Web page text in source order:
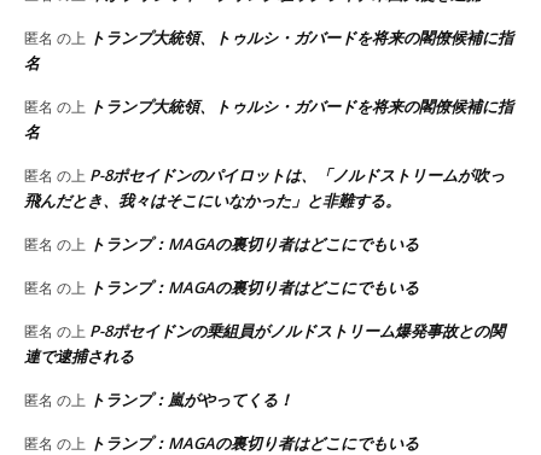
匿名 の上 トランプ大統領、トゥルシ・ガバードを将来の閣僚候補に指
名
匿名 の上 トランプ大統領、トゥルシ・ガバードを将来の閣僚候補に指
名
匿名 の上 P-8ポセイドンのパイロットは、「ノルドストリームが吹っ
飛んだとき、我々はそこにいなかった」と非難する。
匿名 の上 トランプ：MAGAの裏切り者はどこにでもいる
匿名 の上 トランプ：MAGAの裏切り者はどこにでもいる
匿名 の上 P-8ポセイドンの乗組員がノルドストリーム爆発事故との関
連で逮捕される
匿名 の上 トランプ：嵐がやってくる！
匿名 の上 トランプ：MAGAの裏切り者はどこにでもいる